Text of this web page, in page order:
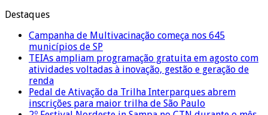
Destaques
Campanha de Multivacinação começa nos 645
municípios de SP
TEIAs ampliam programação gratuita em agosto com
atividades voltadas à inovação, gestão e geração de
renda
Pedal de Ativação da Trilha Interparques abrem
inscrições para maior trilha de São Paulo